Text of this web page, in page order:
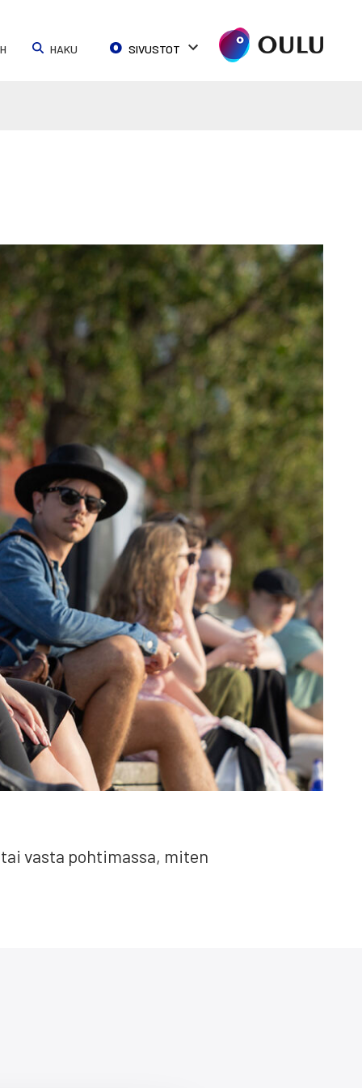
HAKU SIVUSTOT
vas­ta poh­ti­mas­sa, miten